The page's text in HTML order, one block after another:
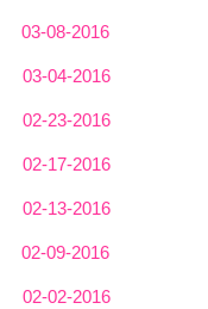
03-08-2016
03-04-2016
02-23-2016
02-17-2016
02-13-2016
02-09-2016
02-02-2016